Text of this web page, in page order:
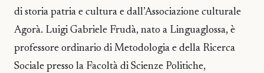
di storia patria e cultura e dall’Associazione culturale
Agorà. Luigi Gabriele Frudà, nato a Linguaglossa, è
professore ordinario di Metodologia e della Ricerca
Sociale presso la Facoltà di Scienze Politiche,